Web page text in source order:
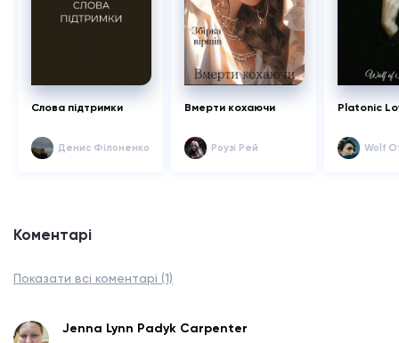
Слова підтримки
Денис Філоненко
Вмерти кохаючи
Роузі Рей
Platonic
Wolf
Коментарі
Показати всі коментарі (1)
Jenna Lynn Padyk Carpenter